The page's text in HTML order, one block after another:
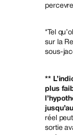
*Tel
sur la
sous-
**
plus
réel
sortie